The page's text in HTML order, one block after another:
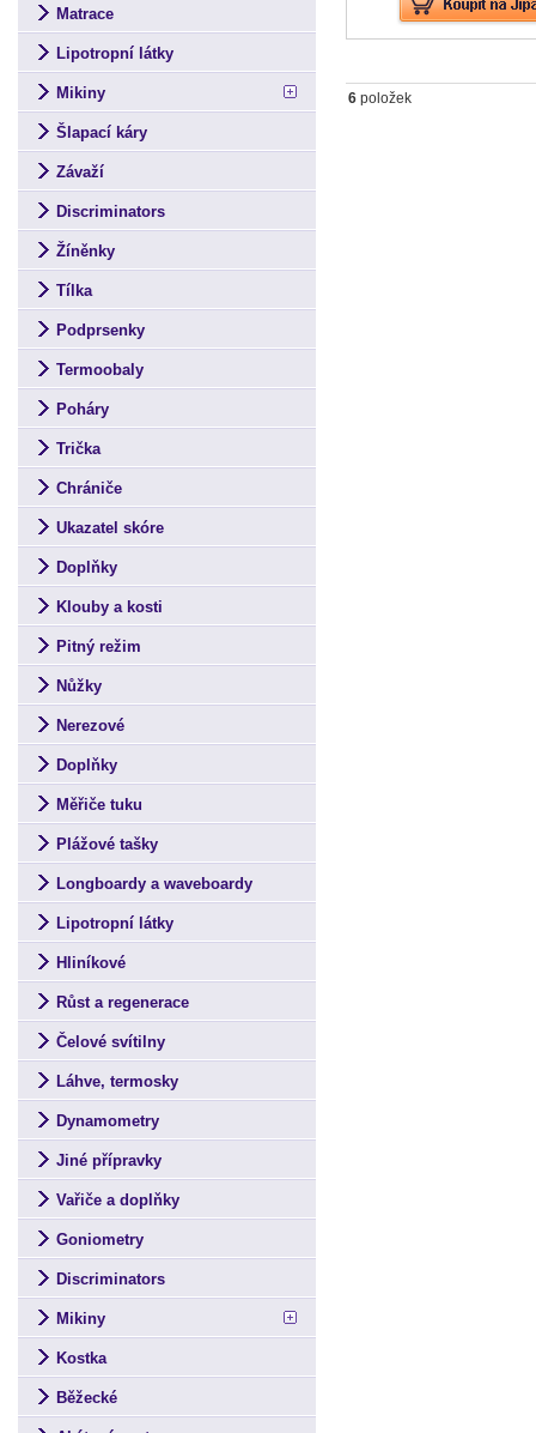
6 položek
Matrace
Lipotropní látky
Mikiny
Šlapací káry
Závaží
Discriminators
Žíněnky
Tílka
Podprsenky
Termoobaly
Poháry
Trička
Chrániče
Ukazatel skóre
Doplňky
Klouby a kosti
Pitný režim
Nůžky
Nerezové
Doplňky
Měřiče tuku
Plážové tašky
Longboardy a waveboardy
Lipotropní látky
Hliníkové
Růst a regenerace
Čelové svítilny
Láhve, termosky
Dynamometry
Jiné přípravky
Vařiče a doplňky
Goniometry
Discriminators
Mikiny
Kostka
Běžecké